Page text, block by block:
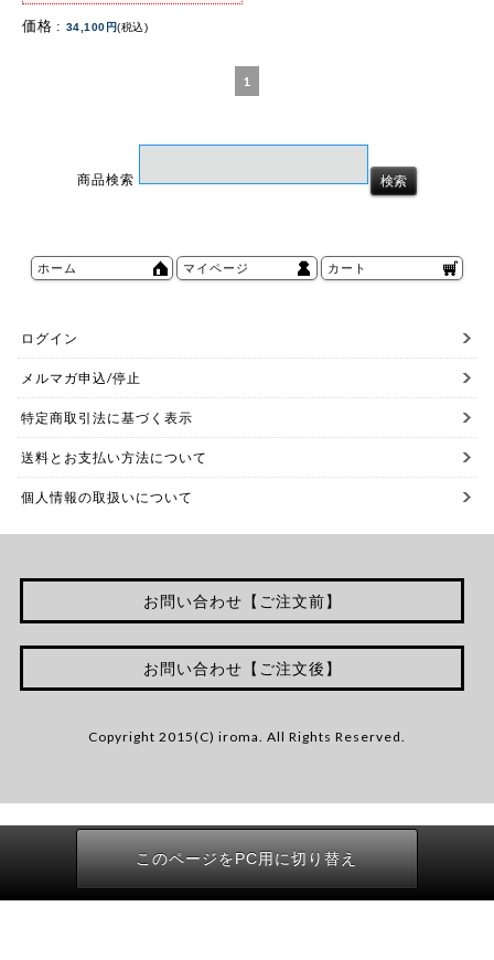
価格 : 34,100円(税込)
1
商品検索
ホーム マイページ カート
ログイン
メルマガ申込/停止
特定商取引法に基づく表示
送料とお支払い方法について
個人情報の取扱いについて
お問い合わせ【ご注文前】
お問い合わせ【ご注文後】
Copyright 2015(C) iroma. All Rights Reserved.
このページをPC用に切り替え